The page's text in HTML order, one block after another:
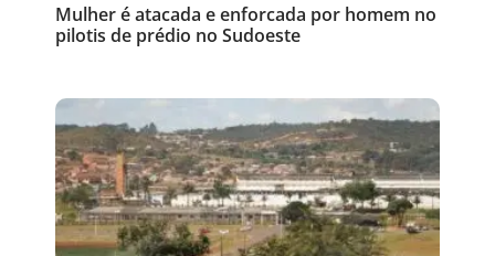
Mulher é atacada e enforcada por homem no
pilotis de prédio no Sudoeste